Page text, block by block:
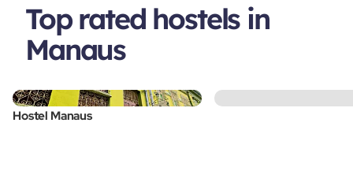
Top rated hostels in
Manaus
Hostel Manaus